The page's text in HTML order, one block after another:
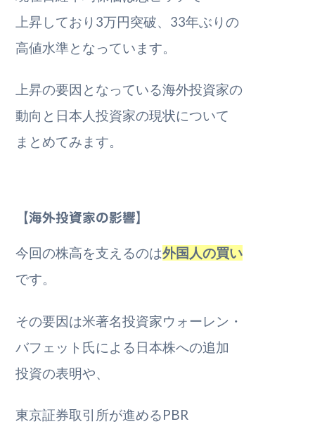
上昇しており3万円突破、33年ぶりの
高値水準となっています。
上昇の要因となっている海外投資家の
動向と日本人投資家の現状について
まとめてみます。
【海外投資家の影響】
今回の株高を支えるのは外国人の買い
です。
その要因は米著名投資家ウォーレン・
バフェット氏による日本株への追加
投資の表明や、
東京証券取引所が進めるPBR